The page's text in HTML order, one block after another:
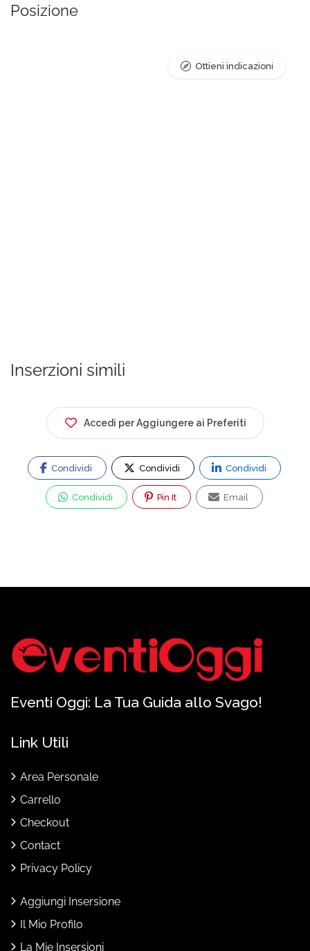
Posizione
Ottieni indicazioni
Inserzioni simili
Accedi per Aggiungere ai Preferiti
Condividi Condividi Condividi
Condividi Pin It Email
Eventi Oggi: La Tua Guida allo Svago!
Link Utili
Area Personale
Carrello
Checkout
Contact
Privacy Policy
Aggiungi Insersione
Il Mio Profilo
La Mie Insersioni